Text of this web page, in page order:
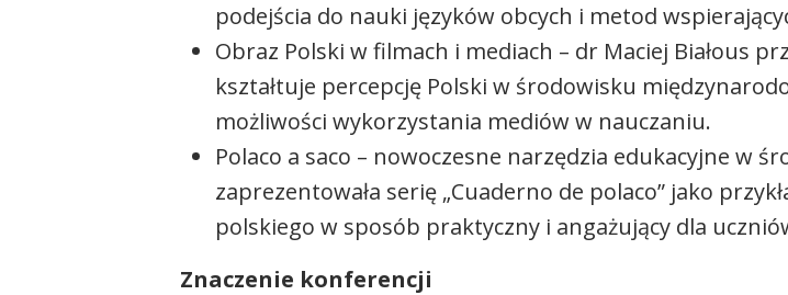
podejścia do nauki języków obcych i metod
Obraz Polski w filmach i mediach – dr Maciej Białous
kształtuje percepcję Polski w środowisku
możliwości wykorzystania mediów w nauczaniu.
Polaco a saco – nowoczesne narzędzia edukacyjne w
zaprezentowała serię „Cuaderno de polaco” jako
polskiego w sposób praktyczny i angażujący dla
Znaczenie konferencji